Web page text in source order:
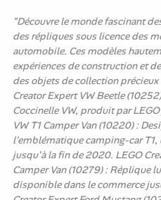
"Découvre le monde fascinant
des répliques sous licence des
automobile. Ces modèles
expériences de construction et
des objets de collection précieux
Creator Expert VW Beetle
Coccinelle VW, produit par
VW T1 Camper Van (10220) :
l'emblématique camping-car
jusqu'à la fin de 2020. LEGO
Camper Van (10279) : Réplique
disponible dans le commerce